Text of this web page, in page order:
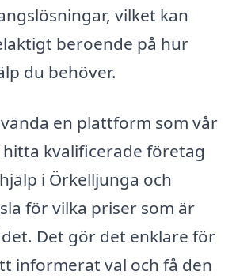
vilket kan
beroende på hur
du behöver.
en plattform som vår
kvalificerade företag
i Örkelljunga och
för vilka priser som är
Det gör det enklare för
informerat val och få den